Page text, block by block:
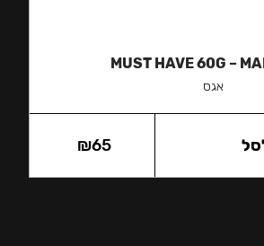
MUST HAVE 60G –
אגס
₪65